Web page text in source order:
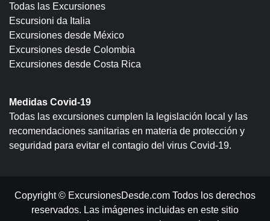
Todas las Excursiones
Escursioni da Italia
Excursiones desde México
Excursiones desde Colombia
Excursiones desde Costa Rica
Medidas Covid-19
Todas las excursiones cumplen la legislación local y las
recomendaciones sanitarias en materia de protección y
seguridad para evitar el contagio del virus Covid-19.
Copyright © ExcursionesDesde.com Todos los derechos
reservados. Las imágenes incluidas en este sitio